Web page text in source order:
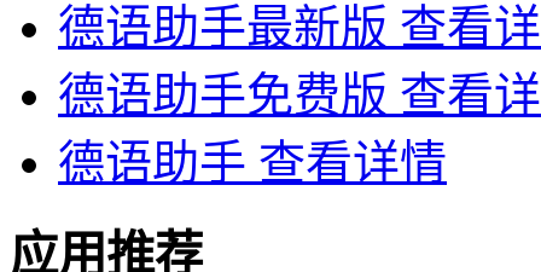
德语助手最新版 查看
德语助手免费版 查看
德语助手 查看详情
应用推荐